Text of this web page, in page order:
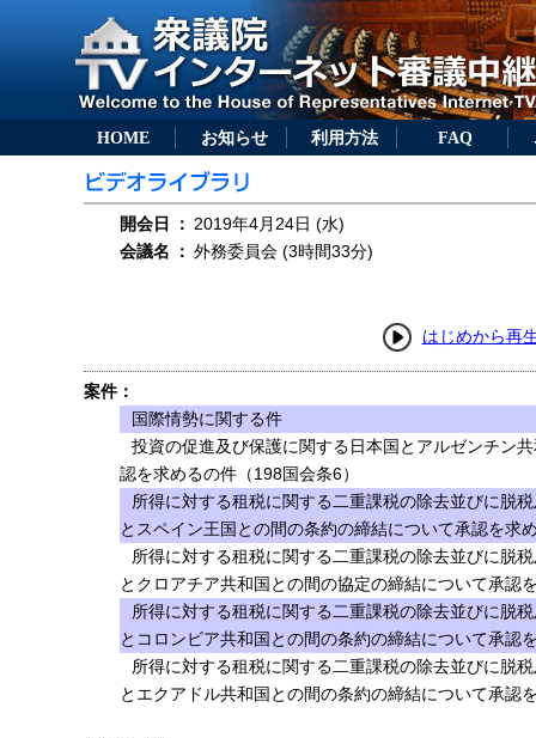
HOME お知らせ 利用方法 FAQ
開会日 ： 2019年4月24日 (水)
会議名
： 外務委員会 (3時間33分)
はじめから再
案件：
国際情勢に関する件
投資の促進及び保護に関する日本国とアルゼンチン
認を求めるの件（198国会条6）
所得に対する租税に関する二重課税の除去並びに脱
とスペイン王国との間の条約の締結について承認を求
所得に対する租税に関する二重課税の除去並びに脱
とクロアチア共和国との間の協定の締結について承認
所得に対する租税に関する二重課税の除去並びに脱
とコロンビア共和国との間の条約の締結について承認
所得に対する租税に関する二重課税の除去並びに脱
とエクアドル共和国との間の条約の締結について承認